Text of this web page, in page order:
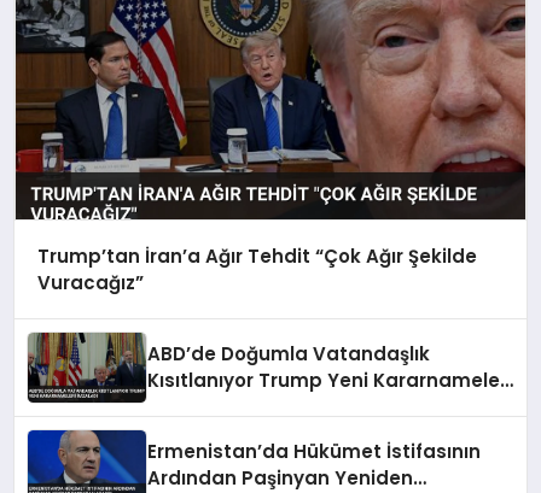
Trump’tan İran’a Ağır Tehdit “Çok Ağır Şekilde
Vuracağız”
ABD’de Doğumla Vatandaşlık
Kısıtlanıyor Trump Yeni Kararnameleri
Ermenistan’da Hükümet İstifasının
Ardından Paşinyan Yeniden